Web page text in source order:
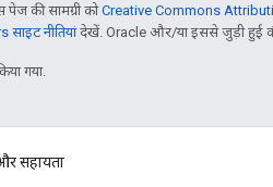
की सामग्री कोCreative Commons
नीतियांदेखें. Oracle और/या इससे जुड़ी हुई
गया.
सहायता